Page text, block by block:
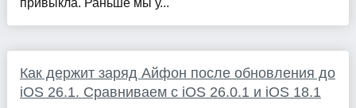
привыкла. Раньше мы у...
Как держит заряд Айфон после обновления до
iOS 26.1. Сравниваем с iOS 26.0.1 и iOS 18.1